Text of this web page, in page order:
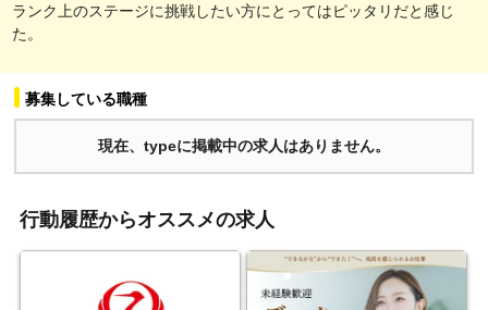
ランク上のステージに挑戦したい方にとってはピッタリだと感じ
た。
募集している職種
現在、typeに掲載中の求人はありません。
行動履歴からオススメの求人